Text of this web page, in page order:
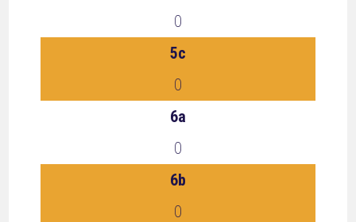
0
5c
0
6a
0
6b
0